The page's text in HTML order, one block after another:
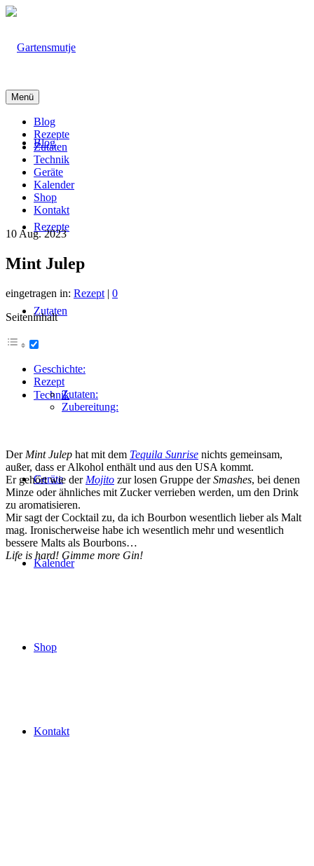
Blog
Rezepte
Zutaten
Technik
Geräte
Kalender
Shop
Kontakt
Menü
Blog
Rezepte
Zutaten
Technik
Geräte
Kalender
Shop
Kontakt
10 Aug. 2023
Mint Julep
eingetragen in: Rezept | 0
Seiteninhalt
Geschichte:
Rezept
Zutaten:
Zubereitung:
Der Mint Julep hat mit dem Tequila Sunrise nichts gemeinsam,
außer, dass er Alkohol enthält und aus den USA kommt.
Er gehört wie der Mojito zur losen Gruppe derSmashes, bei denen
Minze oder ähnliches mit Zucker verrieben werden, um den Drink
zu aromatisieren.
Mir sagt der Cocktail zu, da ich Bourbon wesentlich lieber als Malt
mag. Ironischerweise habe ich wesentlich mehr und wesentlich
bessere Malts als Bourbons…
Life is hard! Gimme more Gin!